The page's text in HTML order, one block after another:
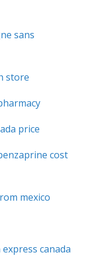
sans
store
price
cost
mexico
canada